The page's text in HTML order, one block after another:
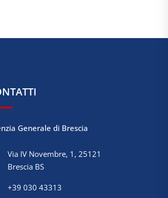
Generale di Brescia
Via IV Novembre, 1, 25121
Brescia BS
+39 030 43313